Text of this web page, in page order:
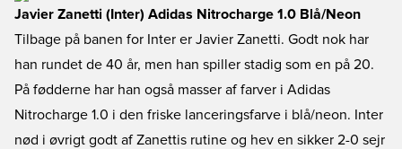
Javier Zanetti (Inter) Adidas Nitrocharge 1.0 Blå/Neon
Tilbage på banen for Inter er Javier Zanetti. Godt nok har
han rundet de 40 år, men han spiller stadig som en på 20.
På fødderne har han også masser af farver i Adidas
Nitrocharge 1.0 i den friske lanceringsfarve i blå/neon. Inter
nød i øvrigt godt af Zanettis rutine og hev en sikker 2-0 sejr